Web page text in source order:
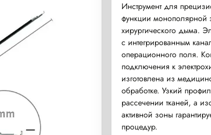
Инструмент для
функции монополярной
хирургического дыма.
с интегрированным
операционного поля.
подключения к
изготовлена из
обработке. Узкий
рассечении тканей, а
активной зоны
процедур.